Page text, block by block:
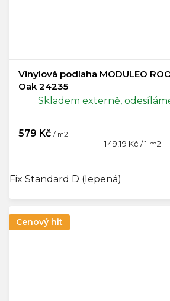
Vinylová podlaha MODULEO
Oak 24235
Skladem externě,
579 Kč / m2
Měrná
149,19 Kč / 1 m2
Fix Standard D (lepená)
Cenový hit